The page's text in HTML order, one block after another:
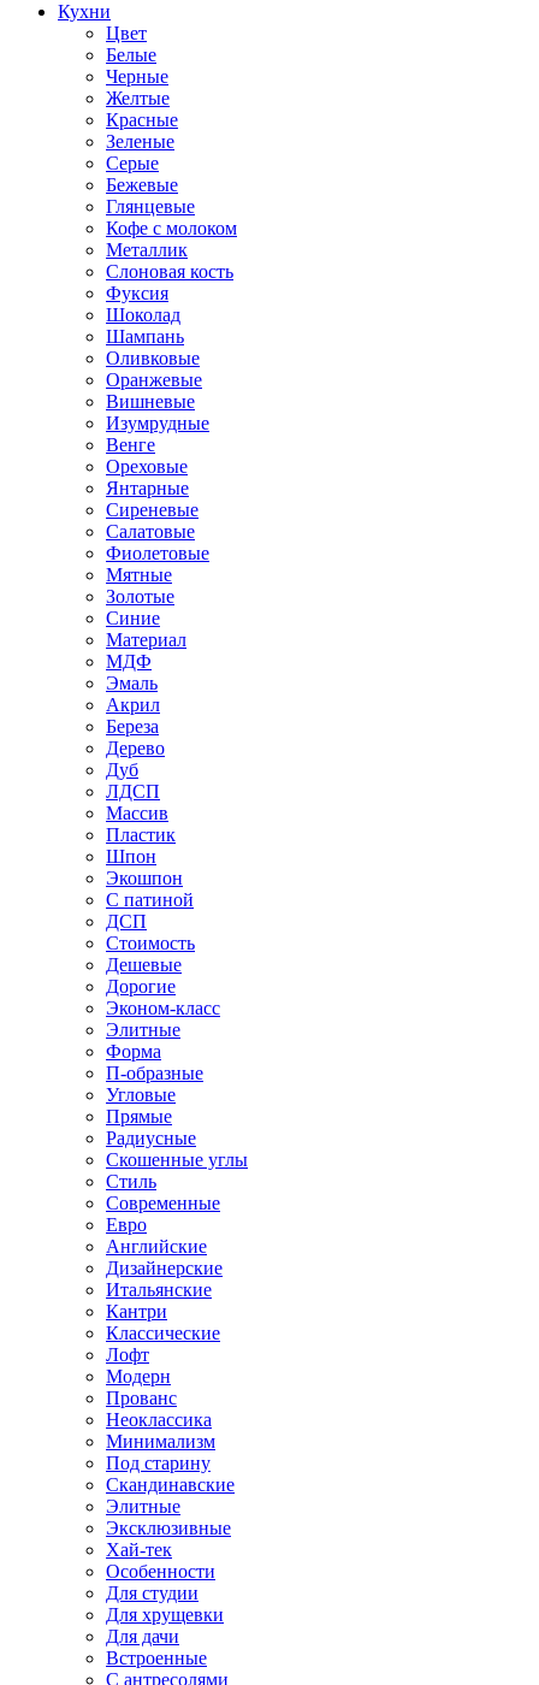
Кухни
Цвет
Белые
Черные
Желтые
Красные
Зеленые
Серые
Бежевые
Глянцевые
Кофе с молоком
Металлик
Слоновая кость
Фуксия
Шоколад
Шампань
Оливковые
Оранжевые
Вишневые
Изумрудные
Венге
Ореховые
Янтарные
Сиреневые
Салатовые
Фиолетовые
Мятные
Золотые
Синие
Материал
МДФ
Эмаль
Акрил
Береза
Дерево
Дуб
ЛДСП
Массив
Пластик
Шпон
Экошпон
С патиной
ДСП
Стоимость
Дешевые
Дорогие
Эконом-класс
Элитные
Форма
П-образные
Угловые
Прямые
Радиусные
Скошенные углы
Стиль
Современные
Евро
Английские
Дизайнерские
Итальянские
Кантри
Классические
Лофт
Модерн
Прованс
Неоклассика
Минимализм
Под старину
Скандинавские
Элитные
Эксклюзивные
Хай-тек
Особенности
Для студии
Для хрущевки
Для дачи
Встроенные
С антресолями